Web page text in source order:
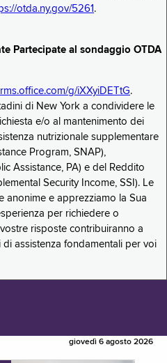
otda.ny.gov/5261 .
Partecipate al sondaggio OTDA
g/iXXyiDETtG.
di New York a condividere le
e/o al mantenimento dei
nutrizionale supplementare
Program, SNAP),
Assistance, PA) e del Reddito
Security Income, SSI). Le
anonime e apprezziamo la Sua
per richiedere o
risposte contribuiranno a
assistenza fondamentali per voi
giovedì 6 agosto 2026